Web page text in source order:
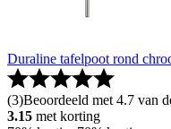
Duraline tafelpoot rond
(3)Beoordeeld met 4.7 van
3.15 met korting